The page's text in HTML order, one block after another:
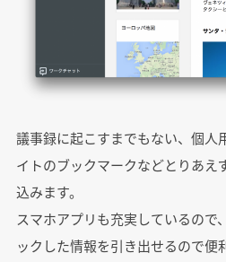
議事録に起こすまでもない、個人
イトのブックマークなどとりあえ
込みます。
スマホアプリも充実しているので
ックした情報を引き出せるので便